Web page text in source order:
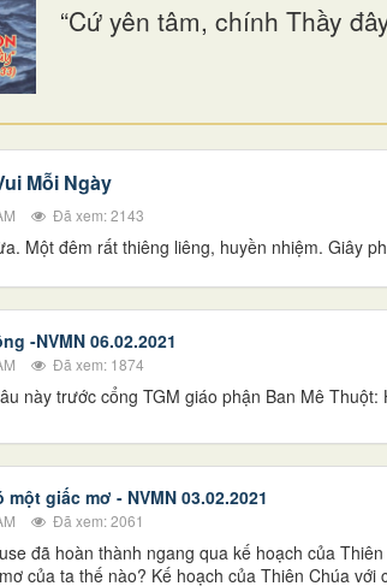
“Cứ yên tâm, chính Thầy
Mỗi Ngày
Đã xem: 2143
Một đêm rất thiêng liêng, huyền nhiệm. Giây
-NVMN 06.02.2021
Đã xem: 1874
này trước cổng TGM giáo phận Ban Mê
giấc mơ - NVMN 03.02.2021
Đã xem: 2061
đã hoàn thành ngang qua kế hoạch của Thiên
của ta thế nào? Kế hoạch của Thiên Chúa với